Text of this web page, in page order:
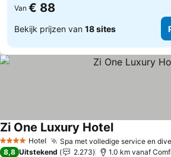
Van € 88
Bekijk prijzen van 18 sites
4 SterrenHotel Spa met volledige service en
Zi One Luxury HotelPrijzen
8,8 Uitstekend 2.273 1.0 km vanaf